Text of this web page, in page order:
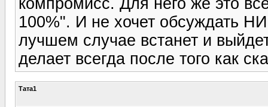
100%". И не хочет обсуждать
лучшем случае встанет и
делает всегда после того как
Тата1